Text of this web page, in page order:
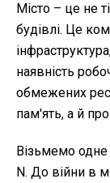
Місто – це не
будівлі. Це
наявність
обмежених
пам'ять, а й
Візьмемо одне
N. До війни в